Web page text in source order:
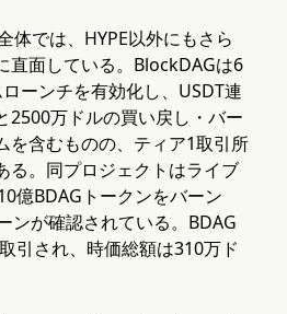
体では、HYPE以外にもさら
直面している。BlockDAGは6
ーンチを有効化し、USDT連
2500万ドルの買い戻し・バー
を含むものの、ティア1取引所
る。同プロジェクトはライブ
億BDAGトークンをバーン
ンが確認されている。BDAG
引され、時価総額は310万ド